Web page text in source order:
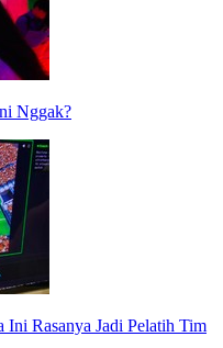
Nggak?
Rasanya Jadi Pelatih Tim